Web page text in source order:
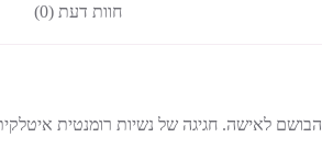
חוות דעת (0)
הבושם לאישה. חגיגה של נשיות רומנטית